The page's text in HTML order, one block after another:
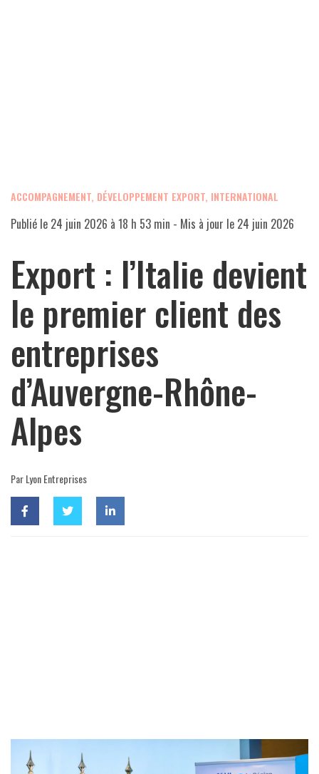
ACCOMPAGNEMENT, DÉVELOPPEMENT EXPORT, INTERNATIONAL
Publié le 24 juin 2026 à 18 h 53 min - Mis à jour le 24 juin 2026
Export : l’Italie devient
le premier client des
entreprises
d’Auvergne-Rhône-
Alpes
Par Lyon Entreprises